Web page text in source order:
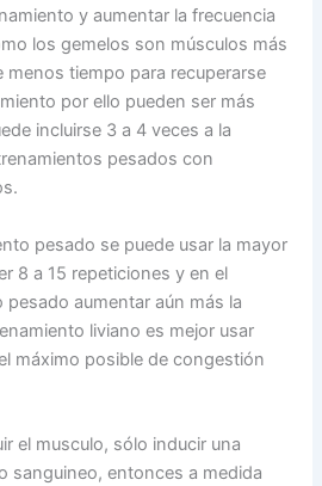
y aumentar la frecuencia
los gemelos son músculos más
menos tiempo para recuperarse
por ello pueden ser más
incluirse 3 a 4 veces a la
pesados con
pesado se puede usar la mayor
8 a 15 repeticiones y en el
aumentar aún más la
liviano es mejor usar
máximo posible de congestión
el musculo, sólo inducir una
sanguineo, entonces a medida